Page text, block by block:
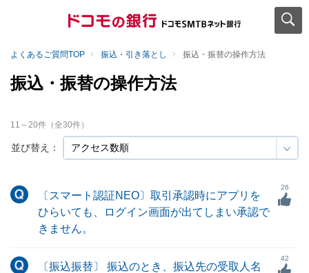
よくあるご質問TOP 振込・引き落とし 振込・振替の操作方法
振込・振替の操作方法
並び替え：
11 ～20件（全30件）
〔スマート認証NEO〕取引承認時にアプリを
ひらいても、ログイン画面が出てしまい承認で
きません。
26
〔振込振替〕 振込のとき、振込先の受取人名
42